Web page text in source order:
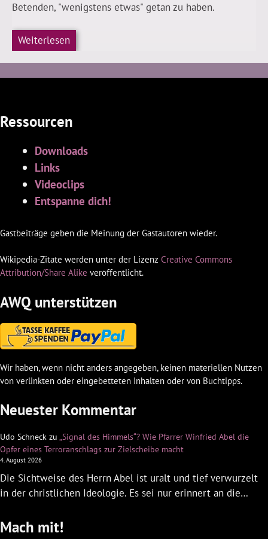
Betenden, "wenigstens etwas" getan zu haben.
Weiterlesen
Ressourcen
Downloads
Links
Videoclips
Entspanne dich!
Gastbeiträge geben die Meinung der Gastautoren wieder.
Wikipedia-Zitate werden unter der Lizenz Creative Commons
Attribution/Share Alike veröffentlicht.
AWQ unterstützen
Wir haben, wenn nicht anders angegeben, keinen materiellen Nutzen
von verlinkten oder eingebetteten Inhalten oder von Buchtipps.
Neuester Kommentar
Udo Schneck zu „Signal des Himmels“? Wie Pfarrer Winfried Abel die
Opfer eines Terroranschlags zur Zielscheibe macht
4. August 2026
Die Sichtweise des Herrn Abel ist uralt und tief verwurzelt
in der christlichen Ideologie. Es sei nur erinnert an die…
Mach mit!